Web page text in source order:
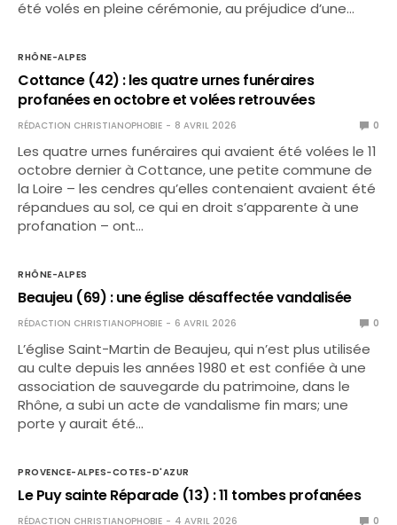
été volés en pleine cérémonie, au préjudice d’une…
RHÔNE-ALPES
Cottance (42) : les quatre urnes funéraires
profanées en octobre et volées retrouvées
RÉDACTION CHRISTIANOPHOBIE 8 AVRIL 2026 0
Les quatre urnes funéraires qui avaient été volées le 11
octobre dernier à Cottance, une petite commune de
la Loire – les cendres qu’elles contenaient avaient été
répandues au sol, ce qui en droit s’apparente à une
profanation – ont…
RHÔNE-ALPES
Beaujeu (69) : une église désaffectée vandalisée
RÉDACTION CHRISTIANOPHOBIE 6 AVRIL 2026 0
L’église Saint-Martin de Beaujeu, qui n’est plus utilisée
au culte depuis les années 1980 et est confiée à une
association de sauvegarde du patrimoine, dans le
Rhône, a subi un acte de vandalisme fin mars; une
porte y aurait été…
PROVENCE-ALPES-COTES-D'AZUR
Le Puy sainte Réparade (13) : 11 tombes profanées
RÉDACTION CHRISTIANOPHOBIE 4 AVRIL 2026 0